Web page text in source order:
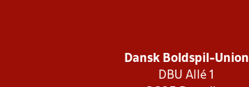
Dansk Boldspil-Union
DBU Allé 1